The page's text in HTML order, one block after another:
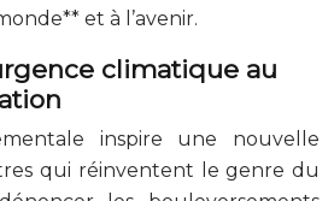
et à l’avenir.
climatique au
inspire une nouvelle
qui réinventent le genre du